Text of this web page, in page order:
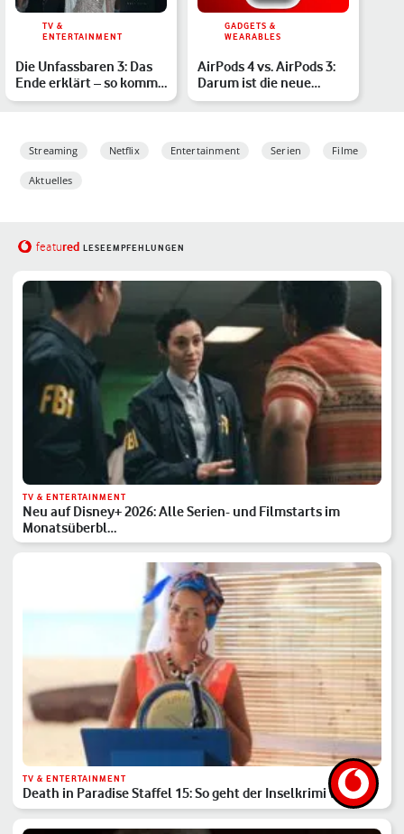
TV &
ENTERTAINMENT
Die Unfassbaren 3: Das
Ende erklärt – so kommt
es zum finalen Plo…
GADGETS &
WEARABLES
AirPods 4 vs. AirPods 3:
Darum ist die neue
Generation eine echte…
Streaming Netflix Entertainment Serien Filme
Aktuelles
featured LESEEMPFEHLUNGEN
TV & ENTERTAINMENT
Neu auf Disney+ 2026: Alle Serien- und Filmstarts im
Monatsüberbl…
TV & ENTERTAINMENT
Death in Paradise Staffel 15: So geht der Inselkrimi weiter